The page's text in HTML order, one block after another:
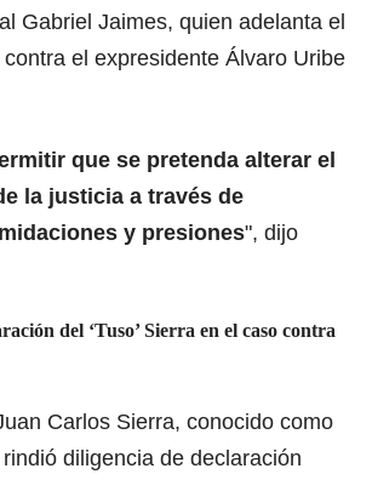
Gabriel Jaimes, quien adelanta el
el expresidente Álvaro Uribe
que se pretenda alterar el
la justicia a través de
y presiones", dijo
del ‘Tuso’ Sierra en el caso contra
Carlos Sierra, conocido como
rindió diligencia de declaración